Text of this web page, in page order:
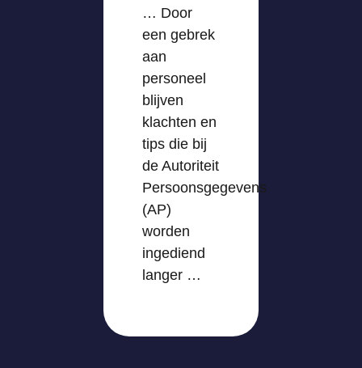
… Door
een gebrek
aan
personeel
blijven
klachten en
tips die bij
de Autoriteit
Persoonsgegevens
(AP)
worden
ingediend
langer …